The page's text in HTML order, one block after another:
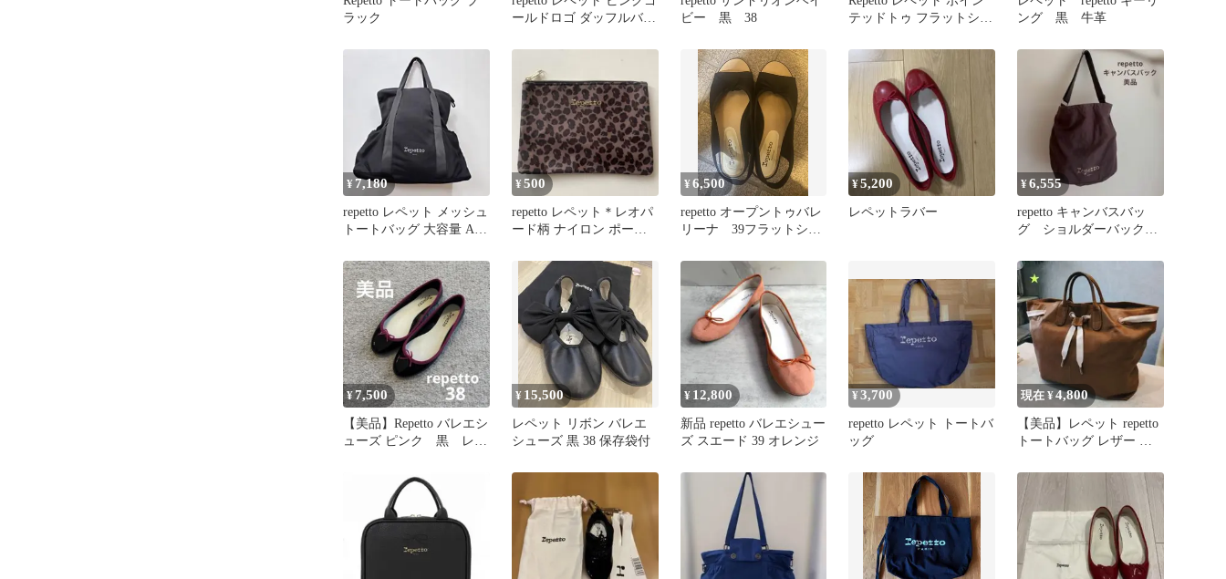
ラック
ールドロゴ ダッフルバッ
ビー 黒 38
テッドトゥ フラットシュ
ング 黒 牛革
¥ 7,180
repetto レペット メッシュ
トートバッグ 大容量 A4
¥500
repetto レペット＊レオパ
ード柄 ナイロン ポーチ
¥6,500
repetto オープントゥバレ
リーナ 39フラットシュ
¥5,200
レペットラバー
¥6,555
repetto キャンバスバッ
グ ショルダーバック
¥7,500
【美品】Repetto バレエシ
ューズ ピンク 黒 レイ
¥ 15,500
レペット リボン バレエ
シューズ 黒 38 保存袋付
¥ 12,800
新品 repetto バレエシュー
ズ スエード 39 オレンジ
¥3,700
repetto レペット トートバ
ッグ
現在 ¥4,800
【美品】レペット repetto
トートバッグ レザー キ